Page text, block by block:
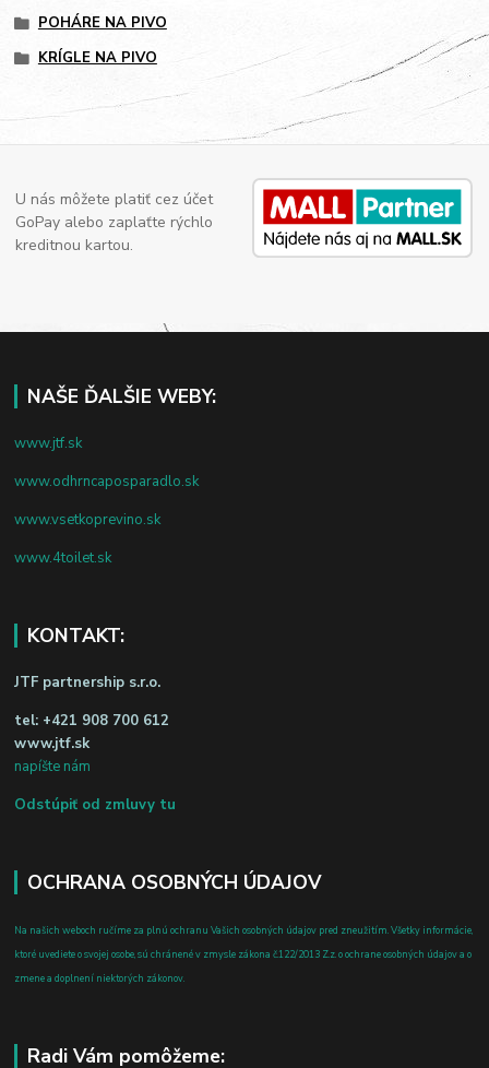
POHÁRE NA PIVO
KRÍGLE NA PIVO
U nás môžete platiť cez účet
GoPay alebo zaplaťte rýchlo
kreditnou kartou.
NAŠE ĎALŠIE WEBY:
www.jtf.sk
www.odhrncaposparadlo.sk
www.vsetkoprevino.sk
www.4toilet.sk
KONTAKT:
JTF partnership s.r.o.
tel: +421 908 700 612
www.jtf.sk
napíšte nám
Odstúpiť od zmluvy tu
OCHRANA OSOBNÝCH ÚDAJOV
Na našich weboch ručíme za plnú ochranu Vašich osobných údajov pred zneužitím. Všetky informácie,
ktoré uvediete o svojej osobe, sú chránené v zmysle zákona č.122/2013 Z.z. o ochrane osobných údajov a o
zmene a doplnení niektorých zákonov.
Radi Vám pomôžeme: